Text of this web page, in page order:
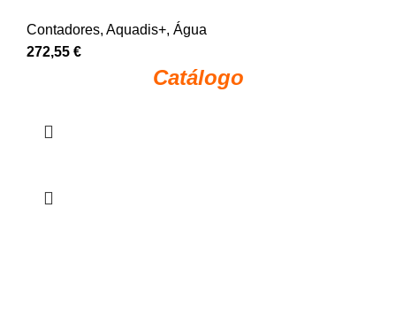
Contadores, Aquadis+, Água
272,55 €
Catálogo